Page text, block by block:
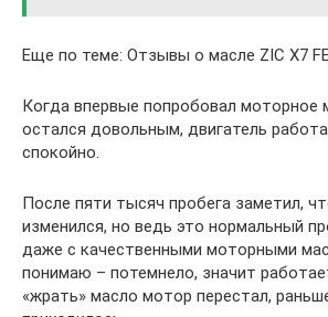
Еще по теме: Отзывы о масле ZIC X7
Когда впервые попробовал моторное
остался довольным, двигатель
спокойно.
После пяти тысяч пробега заметил,
изменился, но ведь это нормальный
даже с качественными моторными
понимаю – потемнело, значит
«жрать» масло мотор перестал,